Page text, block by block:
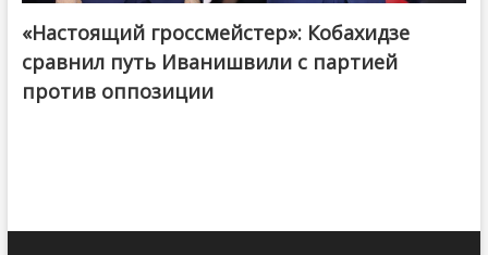
@ქართული ოცნება / Georgian Dream
«Настоящий гроссмейстер»: Кобахидзе
сравнил путь Иванишвили с партией
против оппозиции